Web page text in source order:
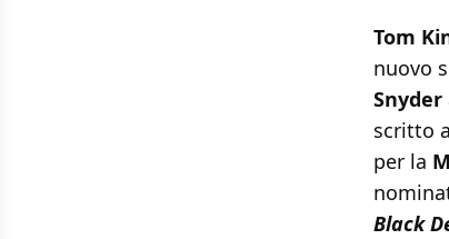
Tom
nuovo
Snyder
scritto
per la
Black